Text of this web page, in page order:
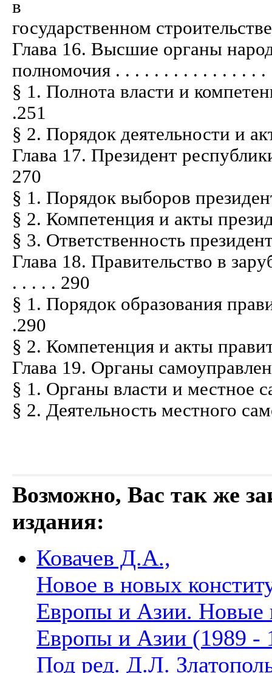
в
государственном
Глава 16. Высшие органы
полномочия . . . . . . . . . . . . . . .
§ 1. Полнота власти и
.251
§ 2. Порядок деятельности и
Глава 17. Президент
270
§ 1. Порядок выборов
§ 2. Компетенция и акты
§ 3. Ответственность
Глава 18. Правительство в
. . . . . 290
§ 1. Порядок образования
.290
§ 2. Компетенция и акты
Глава 19. Органы
§ 1. Органы власти и местное
§ 2. Деятельность местного
Возможно, Вас так же
издания:
Ковачев Д.А.,
Новое в новых
Европы и Азии. Новые
Европы и Азии (1989 -
Под ред. Д.Л.